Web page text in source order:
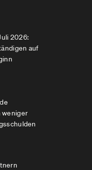
2026:
auf
weniger